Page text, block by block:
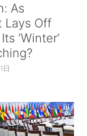
As
Lays Off
‘Winter’
日